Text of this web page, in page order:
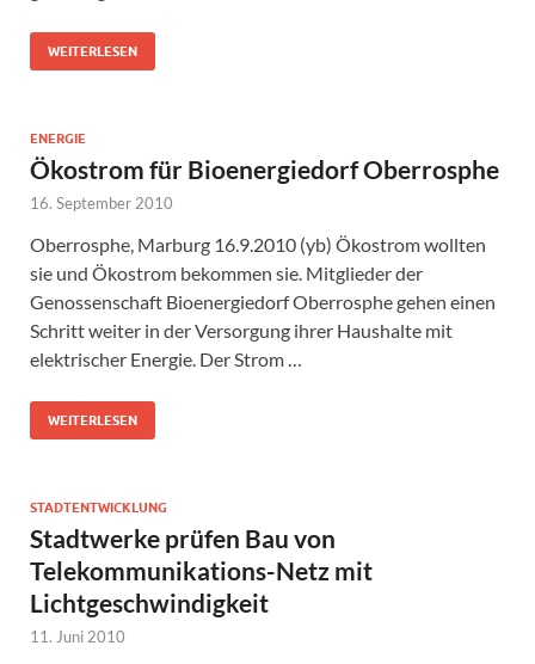
WEITERLESEN
ENERGIE
Ökostrom für Bioenergiedorf Oberrosphe
16. September 2010
Oberrosphe, Marburg 16.9.2010 (yb) Ökostrom wollten
sie und Ökostrom bekommen sie. Mitglieder der
Genossenschaft Bioenergiedorf Oberrosphe gehen einen
Schritt weiter in der Versorgung ihrer Haushalte mit
elektrischer Energie. Der Strom …
WEITERLESEN
STADTENTWICKLUNG
Stadtwerke prüfen Bau von
Telekommunikations-Netz mit
Lichtgeschwindigkeit
11. Juni 2010